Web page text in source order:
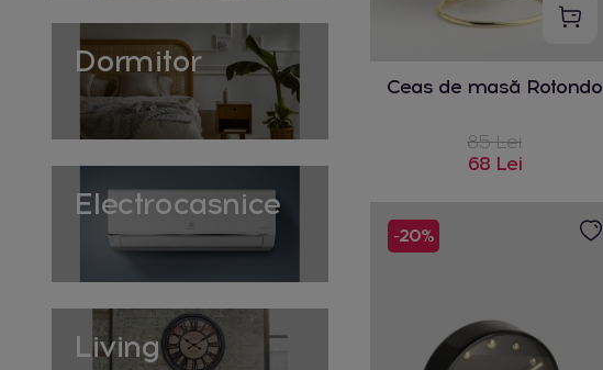
Dormitor
Electrocasnice
Living
Ceas de masă Rotondo
85 Lei
68 Lei
-20%